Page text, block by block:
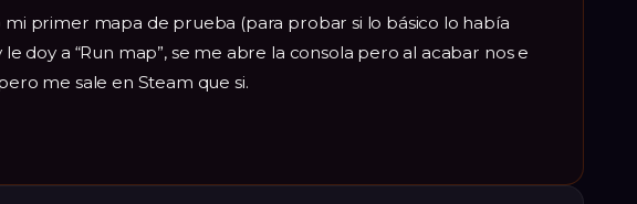
mi primer mapa de prueba (para probar si lo básico lo había
doy a “Run map”, se me abre la consola pero al acabar nos e
me sale en Steam que si.